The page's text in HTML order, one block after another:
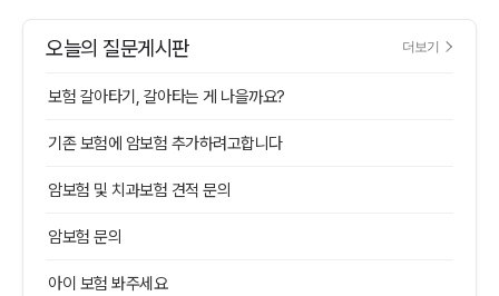
오늘의 질문게시판 더보기
보험 갈아타기, 갈아타는 게 나을까요?
기존 보험에 암보험 추가하려고합니다
암보험 및 치과보험 견적 문의
암보험 문의
아이 보험 봐주세요